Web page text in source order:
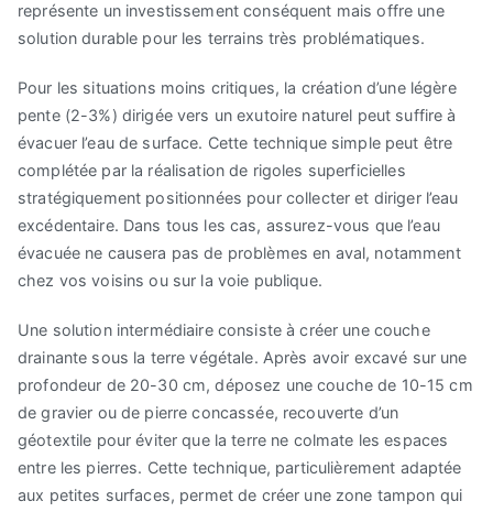
représente un investissement conséquent mais offre une
solution durable pour les terrains très problématiques.
Pour les situations moins critiques, la création d’une légère
pente (2-3%) dirigée vers un exutoire naturel peut suffire à
évacuer l’eau de surface. Cette technique simple peut être
complétée par la réalisation de rigoles superficielles
stratégiquement positionnées pour collecter et diriger l’eau
excédentaire. Dans tous les cas, assurez-vous que l’eau
évacuée ne causera pas de problèmes en aval, notamment
chez vos voisins ou sur la voie publique.
Une solution intermédiaire consiste à créer une couche
drainante sous la terre végétale. Après avoir excavé sur une
profondeur de 20-30 cm, déposez une couche de 10-15 cm
de gravier ou de pierre concassée, recouverte d’un
géotextile pour éviter que la terre ne colmate les espaces
entre les pierres. Cette technique, particulièrement adaptée
aux petites surfaces, permet de créer une zone tampon qui